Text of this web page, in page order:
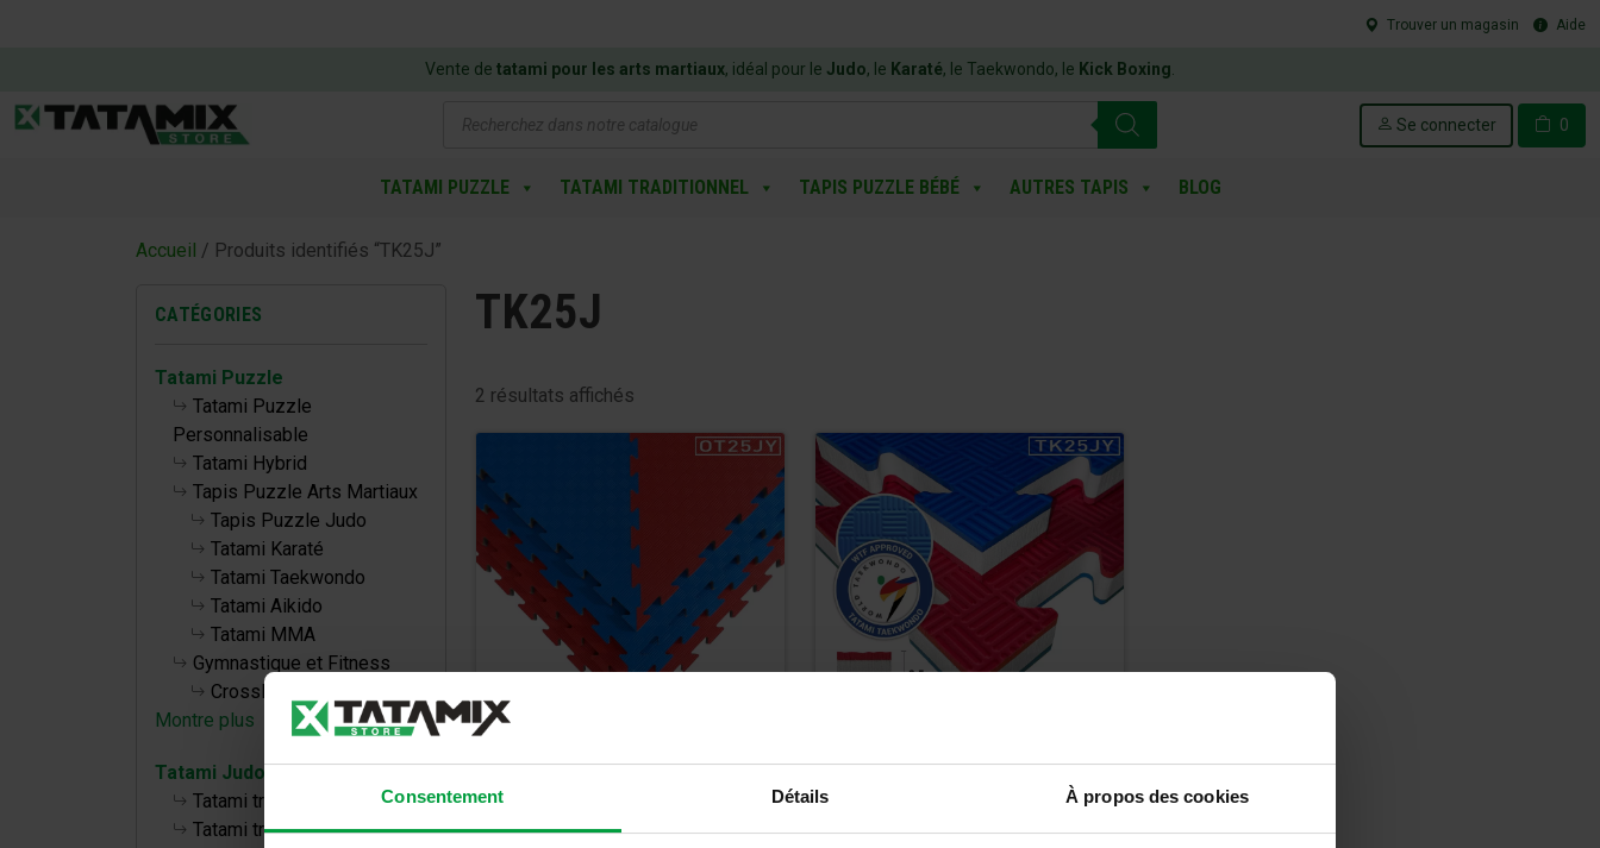
Consentement Détails À propos des cookies
Trouver un magasin Aide
Vente de tatami pour les arts martiaux, idéal pour le Judo, le Karaté, le Taekwondo, le Kick Boxing
de
Se connecter 0
TATAMI PUZZLE TATAMI TRADITIONNEL TAPIS PUZZLE BÉBÉ AUTRES TAPIS BLOG
Accueil / Produits identifiés “TK25J”
CATÉGORIES
Tatami Puzzle
Tatami Puzzle
Personnalisable
Tatami Hybrid
Tapis Puzzle Arts Martiaux
Tapis Puzzle Judo
Tatami Karaté
Tatami Taekwondo
Tatami Aikido
Tatami MMA
Gymnastique et Fitness
CrossFit
Montre plus
Tatami Judo
Tatami traditionnel TL 40 50
Tatami traditionnel TT 40 50
TK25J
2 résultats affichés
Kit Octogone 2,5cm -
OT25J
Tatami Taekwondo -